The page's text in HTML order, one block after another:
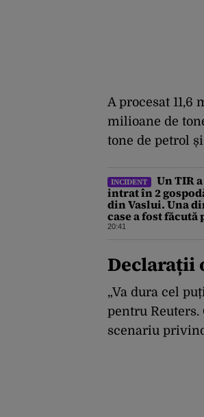
A procesat
milioane de
tone de petrol
INCIDENT
Un TIR a
intrat în 2
din Vaslui. Una
case a fost făcută
20:41
Declarații
„Va dura cel
pentru
scenariu